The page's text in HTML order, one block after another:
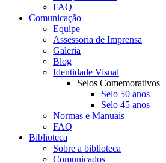
FAQ
Comunicação
Equipe
Assessoria de Imprensa
Galeria
Blog
Identidade Visual
Selos Comemorativos
Selo 50 anos
Selo 45 anos
Normas e Manuais
FAQ
Biblioteca
Sobre a biblioteca
Comunicados